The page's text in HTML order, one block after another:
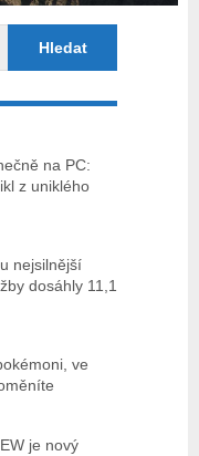
na PC:
z uniklého
nejsilnější
dosáhly 11,1
ve
je nový